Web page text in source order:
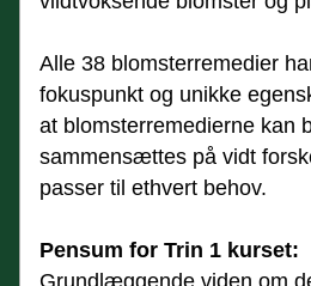
Alle 38 blomsterremedier
fokuspunkt og unikke
at blomsterremedierne kan
sammensættes på vidt
passer til ethvert behov.
Pensum for Trin 1 kurset:
Grundlæggende viden om